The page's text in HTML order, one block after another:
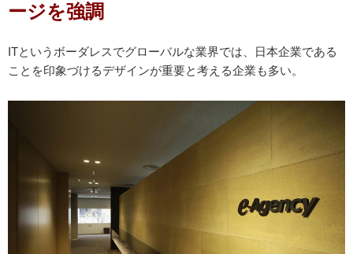
ージを強調
ITというボーダレスでグローバルな業界では、日本企業である
ことを印象づけるデザインが重要と考える企業も多い。